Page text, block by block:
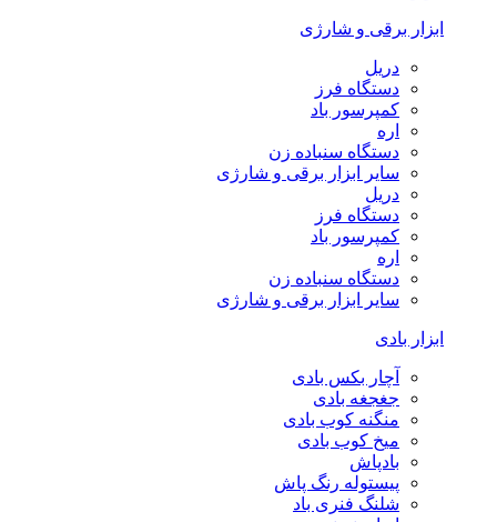
ابزار برقی و شارژی
دریل
دستگاه فرز
کمپرسور باد
اره
دستگاه سنباده زن
سایر ابزار برقی و شارژی
دریل
دستگاه فرز
کمپرسور باد
اره
دستگاه سنباده زن
سایر ابزار برقی و شارژی
ابزار بادی
آچار بکس بادی
جغجغه بادی
منگنه کوب بادی
میخ کوب بادی
بادپاش
پیستوله رنگ پاش
شلنگ فنری باد